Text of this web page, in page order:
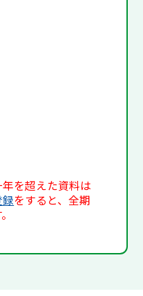
を超えた資料は
をすると、全期